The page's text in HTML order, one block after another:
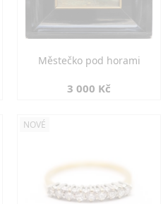
Městečko pod horami
3 000 Kč
NOVÉ